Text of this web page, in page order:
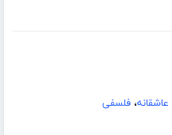
عاشقانه،فلسفی